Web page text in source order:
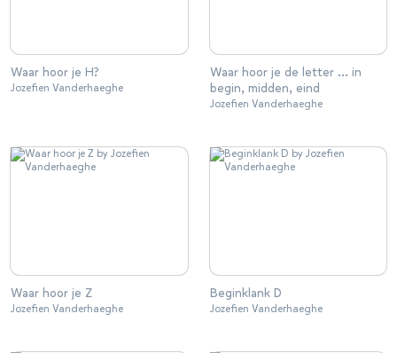
Waar hoor je H?
Jozefien Vanderhaeghe
Waar hoor je de letter ... in
begin, midden, eind
Jozefien Vanderhaeghe
Waar hoor je Z
Jozefien Vanderhaeghe
Beginklank D
Jozefien Vanderhaeghe